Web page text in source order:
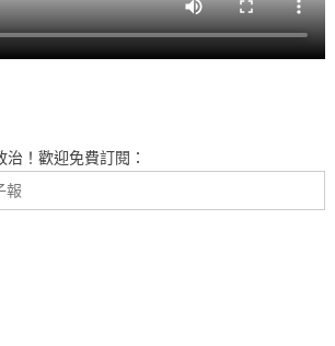
！歡迎免費訂閱：